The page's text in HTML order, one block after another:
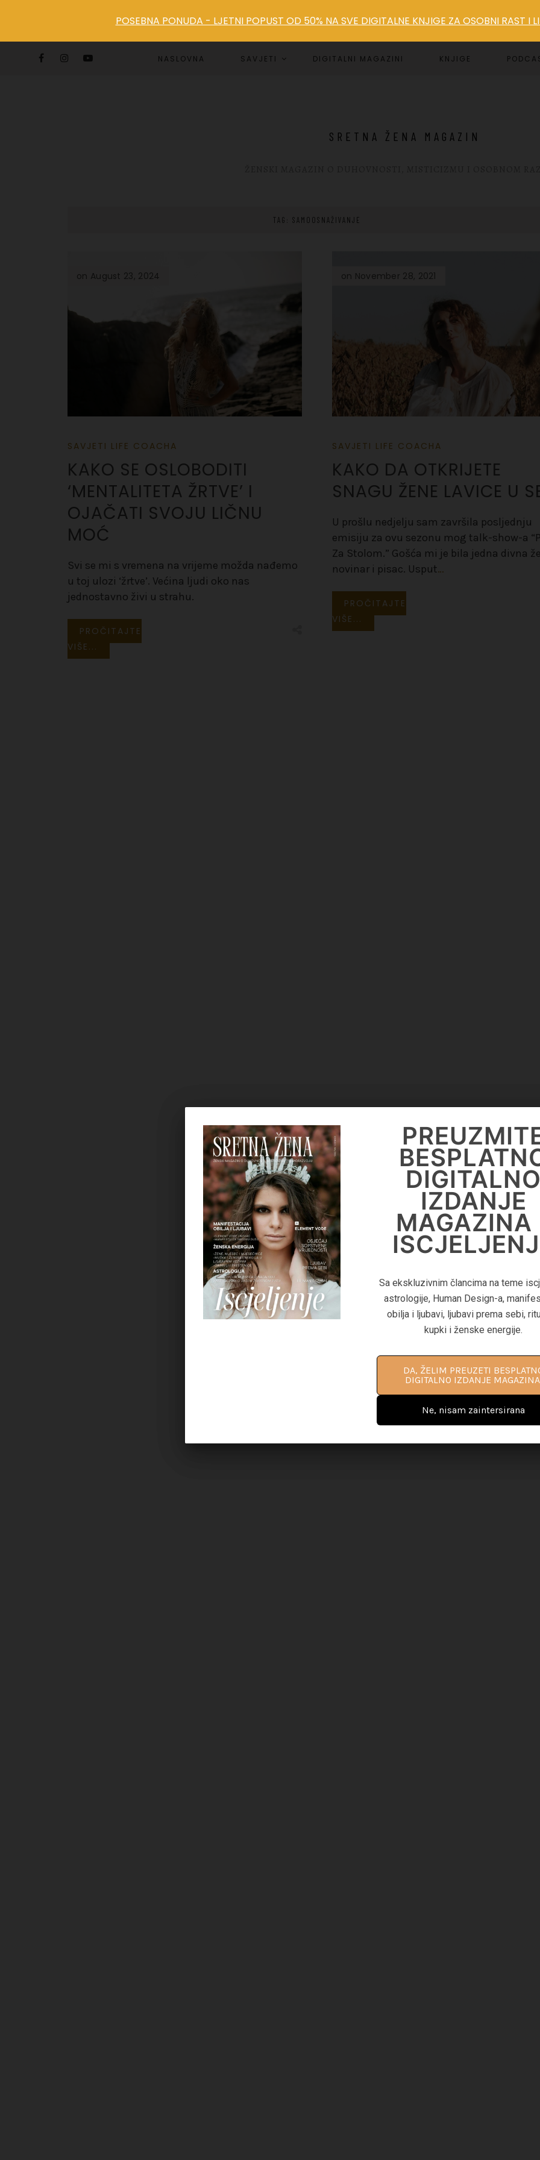
NASLOVNA SAVJETI DIGITALNI MAGAZINI KNJIGE
SRETNA ŽENA MAGAZIN
TAG: SAMOOSNAŽIVANJE
on August 23, 2024
SAVJETI LIFE COACHA
KAKO SE OSLOBODITI
‘MENTALITETA ŽRTVE’ I
OJAČATI SVOJU LIČNU
MOĆ
Svi se mi s vremena na vrijeme možda nađemo
u toj ulozi ‘žrtve’. Većina ljudi oko nas
jednostavno živi u strahu.
PROČITAJTE
VIŠE...
on November 28, 2021
SAVJETI LIFE COACHA
KAKO DA OTKRIJETE
SNAGU ŽENE LAVICE U
U prošlu nedjelju sam završila posljednju
emisiju za ovu sezonu mog talk-show-a
Za Stolom.” Gošća mi je bila jedna divna
novinar i pisac. Usput…
PROČITAJTE
VIŠE...
POSEBNA PONUDA - LJETNI POPUST OD 50% NA SVE DIGITALNE KNJIGE ZA OSOBNI RAST I
DIGITALNO
IZDANJE
MAGAZINA
MOĆ
Sa ekskluzivnim člancima na
manifestacije ljubavi, astrologije,
odnosa, jačanja lične moći i tamne
energije.
DA, ŽELIM PREUZETI
DIGITALNO IZDANJE
Ne, nisam zaintersirana
DIGITALNO
IZDANJE
MAGAZINA
Sa ekskluzivnim člancima na teme
astrologije, Human Design-a,
obilja i ljubavi, ljubavi prema sebi,
kupki i ženske energije.
DA, ŽELIM PREUZETI
DIGITALNO IZDANJE
Ne, nisam zaintersirana